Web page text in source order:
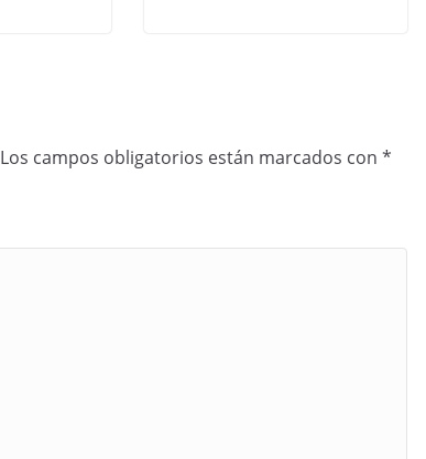
Los campos obligatorios están marcados con *